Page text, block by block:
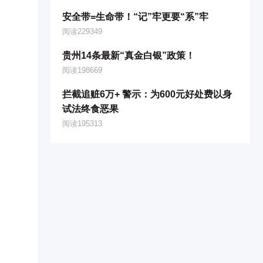
安全带=生命带！“记”牢更要“系”牢
阅读229349
贵州14条最新“真金白银”政策！
阅读198669
拦截追赃6万+ 警示：为600元好处费以身
试法终食恶果
阅读195313